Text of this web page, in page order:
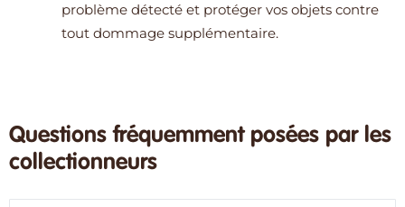
problème détecté et protéger vos objets contre
tout dommage supplémentaire.
Questions fréquemment posées par les
collectionneurs